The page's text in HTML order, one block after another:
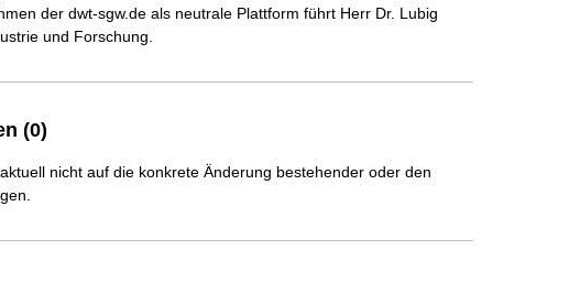
der dwt-sgw.de als neutrale Plattform führt Herr Dr. Lubig
und Forschung.
(0)
nicht auf die konkrete Änderung bestehender oder den